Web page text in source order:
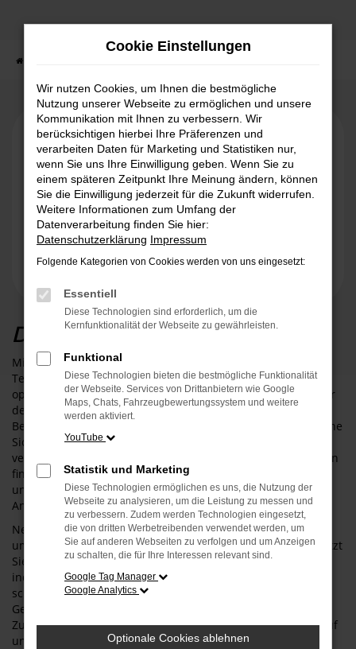
Zum
Der Ford Transit
Mit dem Transit setzen Sie auf ein Fahrzeug, das moderne
Technik, ansprechendes Design und zuverlässige Leistung
optimal kombiniert. Ob für den täglichen Weg zur Arbeit, für
den Familienausflug oder als flexibler Begleiter im
Berufsalltag – der Transit überzeugt durch Vielseitigkeit, hohe
Sicherheitsstandards und erstklassigen Fahrkomfort. Dank
verschiedenster Ausstattungsvarianten und Motorisierungen
finden sowohl Stadtfahrer als auch Langstreckenliebhaber
und Outdoor-Fans genau das passende Modell für ihre
Ansprüche.
Neben dem passenden Fahrzeug profitieren Sie bei uns von
umfassenden Services rund um Ford. Unser Team unterstützt
Sie nicht nur bei der Modellwahl, sondern auch mit
individuellen Finanzierungs- und Leasingangeboten, einer
schnellen und unkomplizierten Inzahlungnahme Ihres
Gebrauchten sowie einem professionellen Werkstatt- und
Zubehörservice. So sorgen wir dafür, dass Sie sich beim Kauf
und auch danach rundum gut betreut fühlen.
Cookie Einstellungen
Wir nutzen Cookies, um Ihnen die bestmögliche
Nutzung unserer Webseite zu ermöglichen und unsere
Kommunikation mit Ihnen zu verbessern. Wir
berücksichtigen hierbei Ihre Präferenzen und
verarbeiten Daten für Marketing und Statistiken nur,
wenn Sie uns Ihre Einwilligung geben. Wenn Sie zu
einem späteren Zeitpunkt Ihre Meinung ändern, können
Sie die Einwilligung jederzeit für die Zukunft widerrufen.
Weitere Informationen zum Umfang der
Datenverarbeitung finden Sie hier:
Datenschutzerklärung Impressum
Folgende Kategorien von Cookies werden von uns eingesetzt:
Essentiell
Diese Technologien sind erforderlich, um die
Kernfunktionalität der Webseite zu gewährleisten.
Funktional
Diese Technologien bieten die bestmögliche Funktionalität
der Webseite. Services von Drittanbietern wie Google
Maps, Chats, Fahrzeugbewertungssystem und weitere
werden aktiviert.
YouTube
Statistik und Marketing
Diese Technologien ermöglichen es uns, die Nutzung der
Webseite zu analysieren, um die Leistung zu messen und
zu verbessern. Zudem werden Technologien eingesetzt,
die von dritten Werbetreibenden verwendet werden, um
Sie auf anderen Webseiten zu verfolgen und um Anzeigen
zu schalten, die für Ihre Interessen relevant sind.
Google Tag Manager
Google Analytics
Optionale Cookies ablehnen